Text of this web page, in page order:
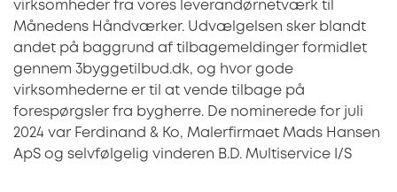
virksomheder fra vores leverandørnetværk til
Månedens Håndværker. Udvælgelsen sker blandt
andet på baggrund af tilbagemeldinger formidlet
gennem 3byggetilbud.dk, og hvor gode
virksomhederne er til at vende tilbage på
forespørgsler fra bygherre. De nominerede for juli
2024 var Ferdinand & Ko, Malerfirmaet Mads Hansen
ApS og selvfølgelig vinderen B.D. Multiservice I/S